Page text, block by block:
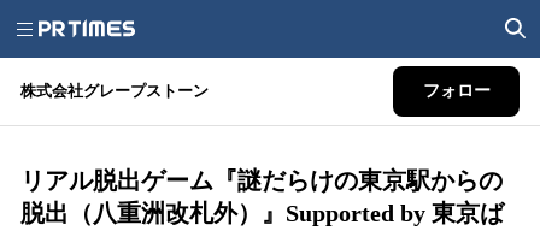
株式会社グレープストーン フォロー
リアル脱出ゲーム『謎だらけの東京駅からの
脱出（八重洲改札外）』Supported by 東京ば